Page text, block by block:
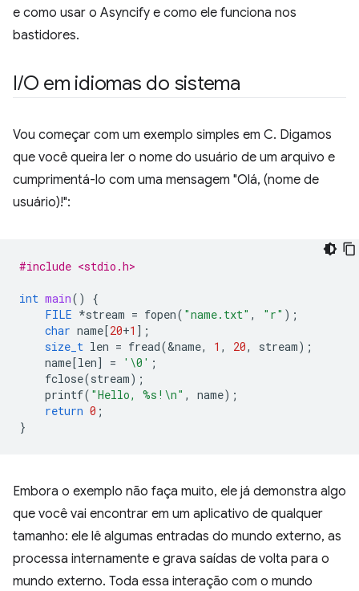
e como usar o Asyncify e como ele funciona nos
bastidores.
I/O em idiomas do sistema
Vou começar com um exemplo simples em C. Digamos
que você queira ler o nome do usuário de um arquivo e
cumprimentá-lo com uma mensagem "Olá, (nome de
usuário)!":
#include <stdio.h>
int main()
{
FILE *stream = fopen( "name.txt" , "r" );
char name[20+1 ];
size_t len = fread(&name, 1 , 20, stream);
name[len] = '\0' ;
fclose(stream);
printf( "Hello, %s! \n" , name);
return 0 ;
}
Embora o exemplo não faça muito, ele já demonstra algo
que você vai encontrar em um aplicativo de qualquer
tamanho: ele lê algumas entradas do mundo externo, as
processa internamente e grava saídas de volta para o
mundo externo. Toda essa interação com o mundo